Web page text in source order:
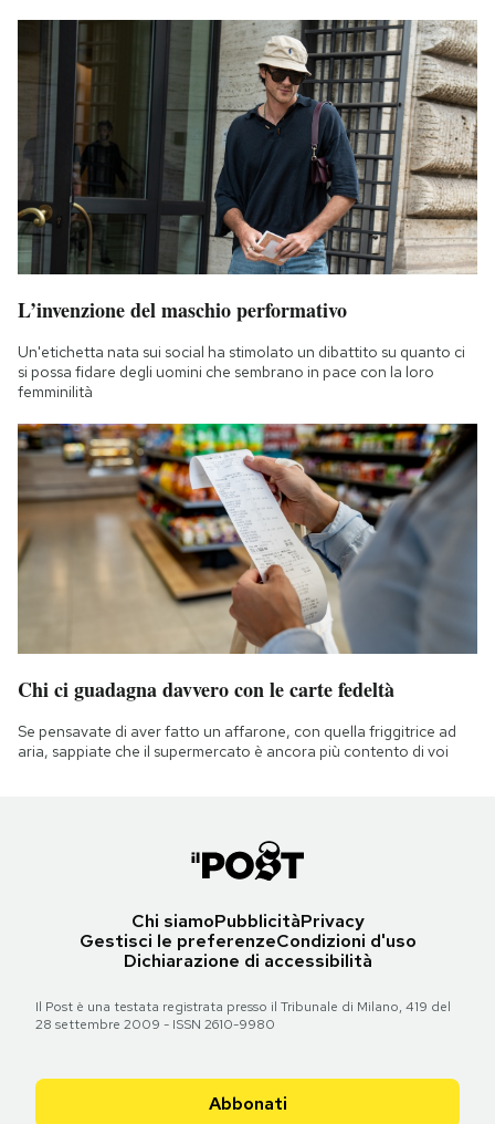
L’invenzione del maschio performativo
Un'etichetta nata sui social ha stimolato un dibattito su quanto ci
si possa fidare degli uomini che sembrano in pace con la loro
femminilità
Chi ci guadagna davvero con le carte fedeltà
Se pensavate di aver fatto un affarone, con quella friggitrice ad
aria, sappiate che il supermercato è ancora più contento di voi
Chi siamoPubblicitàPrivacy
Gestisci le preferenzeCondizioni d'uso
Dichiarazione di accessibilità
Il Post è una testata registrata presso il Tribunale di Milano, 419 del
28 settembre 2009 - ISSN 2610-9980
Abbonati